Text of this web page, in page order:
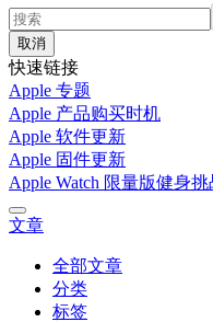
取消
快速链接
Apple 专题
Apple 产品购买时机
Apple 软件更新
Apple 固件更新
Apple Watch 限量版健身挑
文章
全部文章
分类
标签